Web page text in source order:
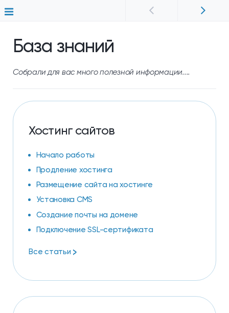
База знаний
Собрали для вас много полезной информации....
Хостинг сайтов
Начало работы
Продление хостинга
Размещение сайта на хостинге
Установка CMS
Создание почты на домене
Подключение SSL-сертификата
Все статьи >